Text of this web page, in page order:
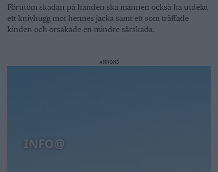
Förutom skadan på handen ska mannen också ha utdelat
ett knivhugg mot hennes jacka samt ett som träffade
kinden och orsakade en mindre sårskada.
ANNONS